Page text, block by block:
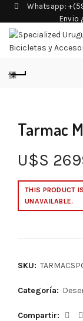
Whatsapp:
Envio
Tarmac
U$S
THIS PRODUCT
UNAVAILABLE.
SKU:
Categoría:
Compartir